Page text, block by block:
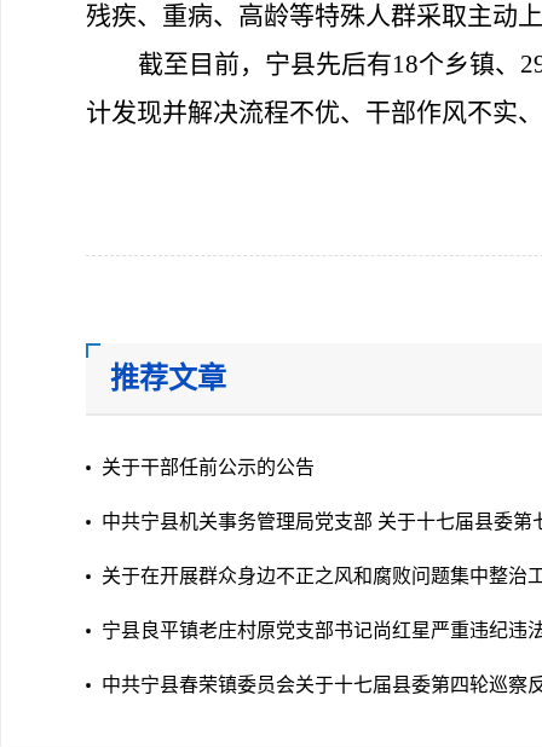
残疾、重病、高龄等特殊人群采取主动
截至目前， 宁县先后有18个乡镇、
计发现并解决流程不优、 干部作风不实
推荐文章
关于干部任前公示的公告
中共宁县机关事务管理局党支部 关于十七届县委第
察反馈意见整改落实进展情况的通报
关于在开展群众身边不正之风和腐败问题集中整治
受理信访举报的公告
宁县良平镇老庄村原党支部书记尚红星严重违纪违
除党籍
中共宁县春荣镇委员会关于十七届县委第四轮巡察